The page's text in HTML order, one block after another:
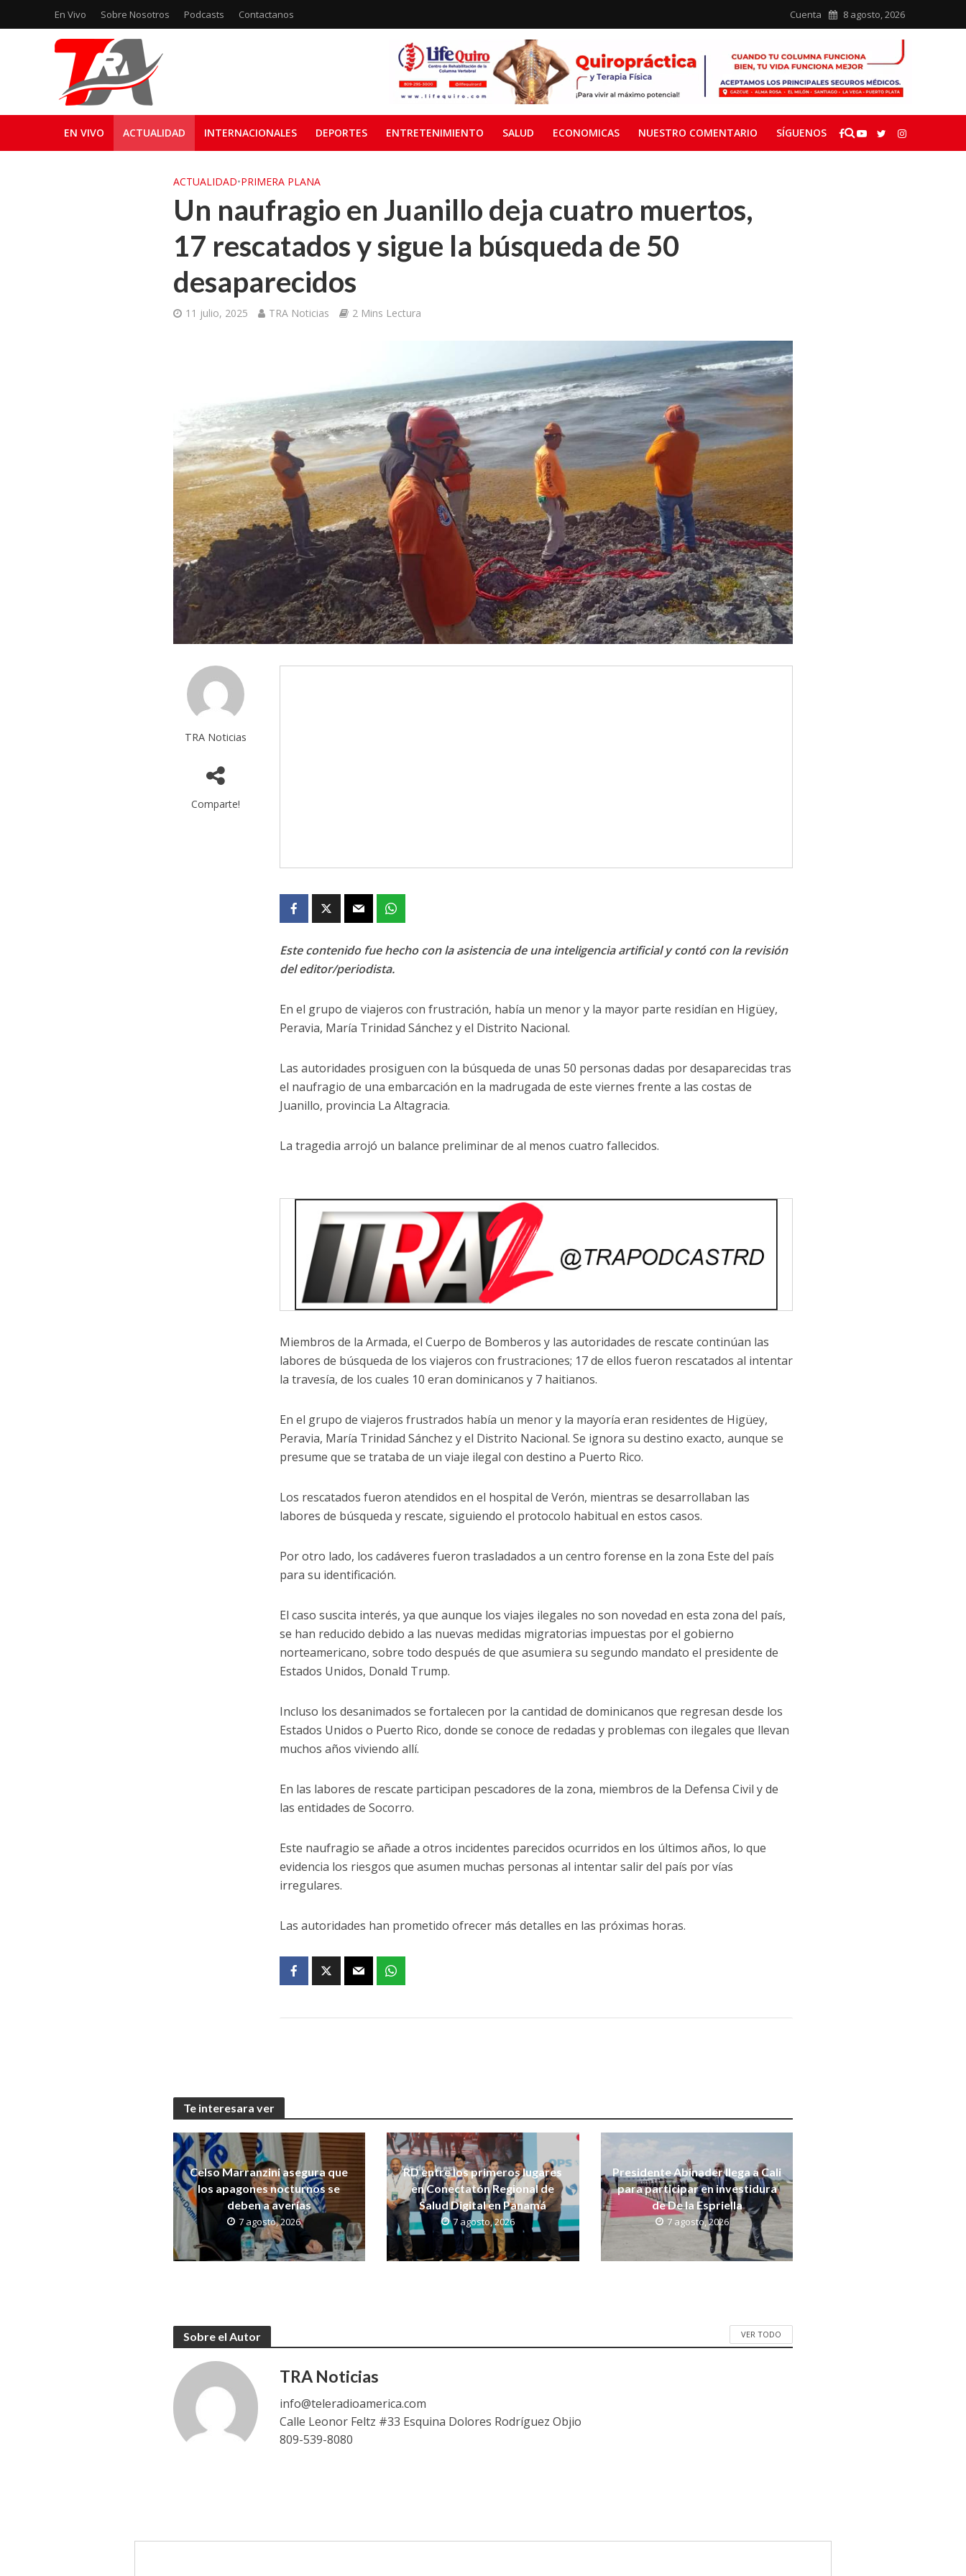
En Vivo Sobre Nosotros Podcasts Contactanos Cuenta 8 agosto, 2026
EN VIVO ACTUALIDAD INTERNACIONALES DEPORTES ENTRETENIMIENTO SALUD ECONOMICAS NUESTRO COMENTARIO SÍGUENOS
ACTUALIDAD•PRIMERA PLANA
Un naufragio en Juanillo deja cuatro muertos,
17 rescatados y sigue la búsqueda de 50
desaparecidos
11 julio, 2025 TRA Noticias 2 Mins Lectura
TRA Noticias
Comparte!
Este contenido fue hecho con la asistencia de una inteligencia artificial y contó con la revisión
del editor/periodista.
En el grupo de viajeros con frustración, había un menor y la mayor parte residían en Higüey,
Peravia, María Trinidad Sánchez y el Distrito Nacional.
Las autoridades prosiguen con la búsqueda de unas 50 personas dadas por desaparecidas tras
el naufragio de una embarcación en la madrugada de este viernes frente a las costas de
Juanillo, provincia La Altagracia.
La tragedia arrojó un balance preliminar de al menos cuatro fallecidos.
Miembros de la Armada, el Cuerpo de Bomberos y las autoridades de rescate continúan las
labores de búsqueda de los viajeros con frustraciones; 17 de ellos fueron rescatados al intentar
la travesía, de los cuales 10 eran dominicanos y 7 haitianos.
En el grupo de viajeros frustrados había un menor y la mayoría eran residentes de Higüey,
Peravia, María Trinidad Sánchez y el Distrito Nacional. Se ignora su destino exacto, aunque se
presume que se trataba de un viaje ilegal con destino a Puerto Rico.
Los rescatados fueron atendidos en el hospital de Verón, mientras se desarrollaban las
labores de búsqueda y rescate, siguiendo el protocolo habitual en estos casos.
Por otro lado, los cadáveres fueron trasladados a un centro forense en la zona Este del país
para su identificación.
El caso suscita interés, ya que aunque los viajes ilegales no son novedad en esta zona del país,
se han reducido debido a las nuevas medidas migratorias impuestas por el gobierno
norteamericano, sobre todo después de que asumiera su segundo mandato el presidente de
Estados Unidos, Donald Trump.
Incluso los desanimados se fortalecen por la cantidad de dominicanos que regresan desde los
Estados Unidos o Puerto Rico, donde se conoce de redadas y problemas con ilegales que llevan
muchos años viviendo allí.
En las labores de rescate participan pescadores de la zona, miembros de la Defensa Civil y de
las entidades de Socorro.
Este naufragio se añade a otros incidentes parecidos ocurridos en los últimos años, lo que
evidencia los riesgos que asumen muchas personas al intentar salir del país por vías
irregulares.
Las autoridades han prometido ofrecer más detalles en las próximas horas.
Te interesara ver
Celso Marranzini asegura que
los apagones nocturnos se
deben a averías
7 agosto, 2026
RD entre los primeros lugares
en Conectatón Regional de
Salud Digital en Panamá
7 agosto, 2026
Presidente Abinader llega a Cali
para participar en investidura
de De la Espriella
7 agosto, 2026
Sobre el Autor VER TODO
TRA Noticias
info@teleradioamerica.com
Calle Leonor Feltz #33 Esquina Dolores Rodríguez Objio
809-539-8080